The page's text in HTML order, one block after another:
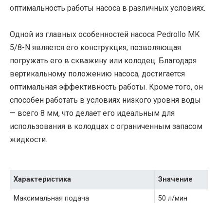
оптимальность работы насоса в различных условиях.
Одной из главных особенностей насоса Pedrollo MK
5/8-N является его конструкция, позволяющая
погружать его в скважину или колодец. Благодаря
вертикальному положению насоса, достигается
оптимальная эффективность работы. Кроме того, он
способен работать в условиях низкого уровня воды
— всего 8 мм, что делает его идеальным для
использования в колодцах с ограниченным запасом
жидкости.
Характеристика Значение
Максимальная подача 50 л/мин